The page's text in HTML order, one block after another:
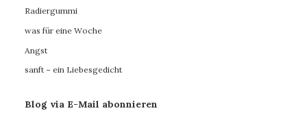
Radiergummi
was für eine Woche
Angst
sanft – ein Liebesgedicht
Blog via E-Mail abonnieren